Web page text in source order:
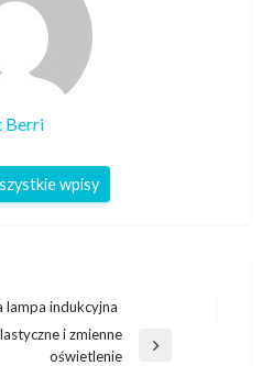
Berri
wpisy
indukcyjna
i zmienne
oświetlenie